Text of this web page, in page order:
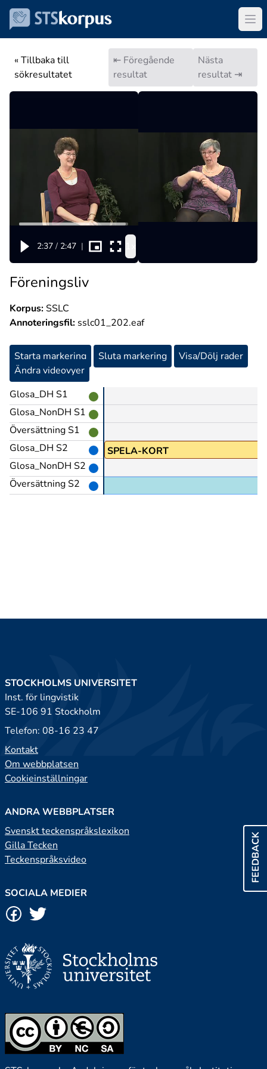
« Tillbaka till
sökresultatet
⇤ Föregående
resultat
Nästa
resultat ⇥
2:37 / 2:47 |
Föreningsliv
Korpus:SSLC
Annoteringsfil: sslc01_202.eaf
Starta markering Sluta markering
Visa/Dölj rader
Ändra videovyer
Glosa_DH S1
Glosa_NonDH S1
Översättning S1
Glosa_DH S2
Glosa_NonDH S2
Översättning S2
PRO1 SPELA-KORT
FEEDBACK
STOCKHOLMS UNIVERSITET
Inst. för lingvistik
SE-106 91 Stockholm
Telefon: 08-16 23 47
Kontakt
Om webbplatsen
Cookieinställningar
ANDRA WEBBPLATSER
Svenskt teckenspråkslexikon
Gilla Tecken
Teckenspråksvideo
SOCIALA MEDIER